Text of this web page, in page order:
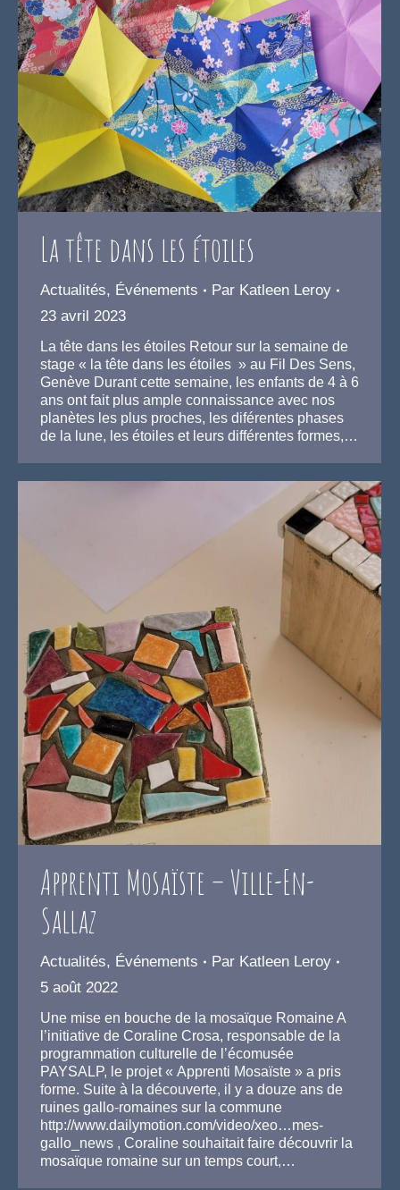
La tête dans les étoiles
Actualités, Événements Par Katleen Leroy
23 avril 2023
La tête dans les étoiles Retour sur la semaine de
stage « la tête dans les étoiles » au Fil Des Sens,
Genève Durant cette semaine, les enfants de 4 à 6
ans ont fait plus ample connaissance avec nos
planètes les plus proches, les diférentes phases
de la lune, les étoiles et leurs différentes formes,…
Apprenti Mosaïste – Ville-En-
Sallaz
Actualités, Événements Par Katleen Leroy
5 août 2022
Une mise en bouche de la mosaïque Romaine A
l’initiative de Coraline Crosa, responsable de la
programmation culturelle de l’écomusée
PAYSALP, le projet « Apprenti Mosaïste » a pris
forme. Suite à la découverte, il y a douze ans de
ruines gallo-romaines sur la commune
http://www.dailymotion.com/video/xeo…mes-
gallo_news , Coraline souhaitait faire découvrir la
mosaïque romaine sur un temps court,…